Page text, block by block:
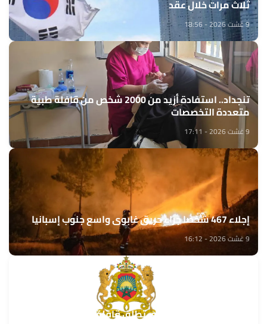
ثلاث مرات خلال عقد
9 غشت 2026 - 18:56
تنجداد.. استفادة أزيد من 2000 شخص من قافلة طبية
متعددة التخصصات
9 غشت 2026 - 17:11
إجلاء 467 شخصا جراء حريق غابوي واسع جنوب إسبانيا
9 غشت 2026 - 16:12
وزارة إعداد التراب الوطني تطلق قافلة التعمير والإسكان